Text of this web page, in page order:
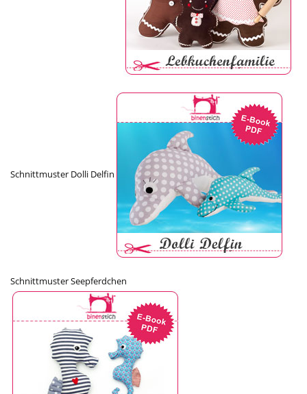
Schnittmuster Dolli Delfin
Schnittmuster Seepferdchen